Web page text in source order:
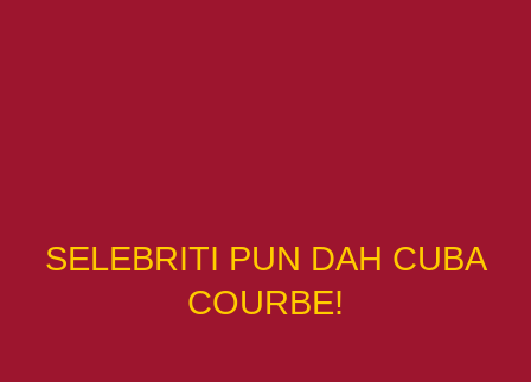
SELEBRITI PUN DAH CUBA
COURBE!